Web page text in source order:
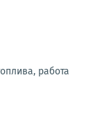
работа